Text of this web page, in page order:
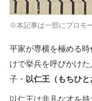
※本記事は一部にプロモ
平家が専横を極める
けで挙兵を呼びかけ
子・ 以仁王（もちひと
以仁王は非凡な才を